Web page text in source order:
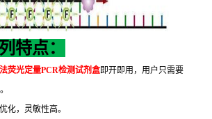
特点：
荧光定量PCR检测试剂盒即开即用，用户只需要
化，灵敏性高。